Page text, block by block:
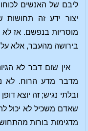
ליבם של האנשים
יצור ידע זה תחושות
מוסריות בנפשם. אז
בירושה מהעבר, אלא
אין שום דבר לא
מדבר מדע הרוח. לא
ובלתי נגיש; זה יוצא
שאדם משכיל לא יכול
מדגימות בורות